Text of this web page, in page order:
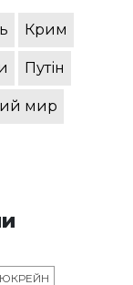
Крим
Путін
мир